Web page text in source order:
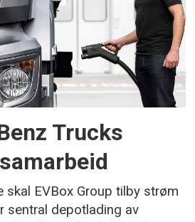
Trucks
skal EVBox Group tilby strøm
sentral depotlading av